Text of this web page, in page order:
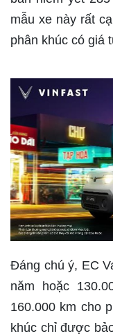
mẫu xe này rất
phân khúc có giá
Đáng chú ý, EC
năm hoặc
160.000 km cho
khúc chỉ được